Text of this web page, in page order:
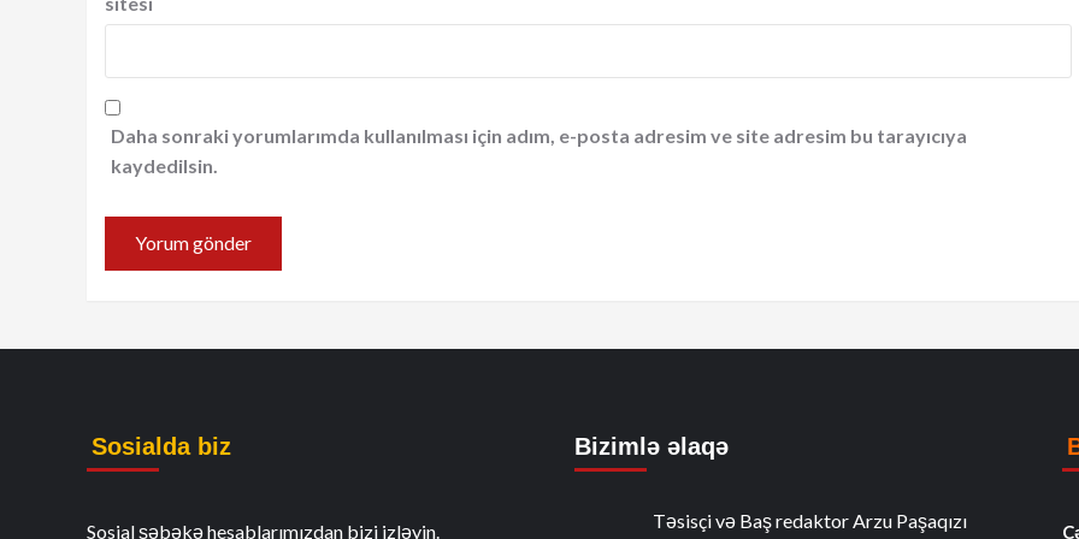
Daha sonraki yorumlarımda kullanılması için adım, e-posta adresim ve site adresim bu tarayıcıya
kaydedilsin.
Sosialda biz
Sosial şəbəkə hesablarımızdan bizi izləyin.
Bizimlə əlaqə
Təsisçi və Baş redaktor Arzu Paşaqızı